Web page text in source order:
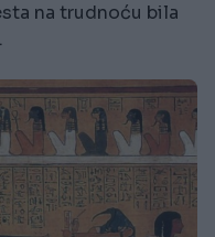
na trudnoću bila